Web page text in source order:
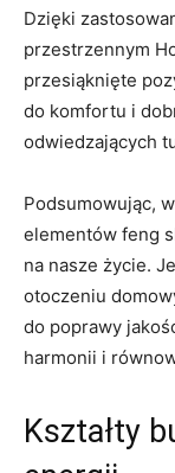
Dzięki
przestrzennym
przesiąknięte
do komfortu i
odwiedzających
Podsumowując,
elementów feng
na nasze życie.
otoczeniu
do⁤ poprawy
harmonii i
Kształty